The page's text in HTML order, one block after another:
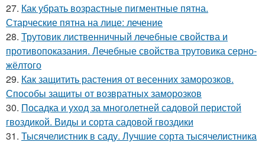
27. Как убрать возрастные пигментные пятна.
Старческие пятна на лице: лечение
28. Трутовик лиственничный лечебные свойства и
противопоказания. Лечебные свойства трутовика серно-
жёлтого
29. Как защитить растения от весенних заморозков.
Способы защиты от возвратных заморозков
30. Посадка и уход за многолетней садовой перистой
гвоздикой. Виды и сорта садовой гвоздики
31. Тысячелистник в саду. Лучшие сорта тысячелистника